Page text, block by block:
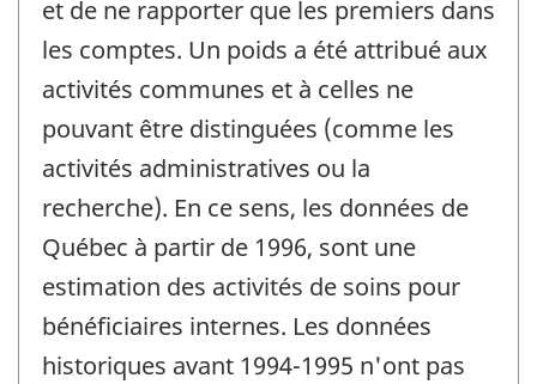
et de ne rapporter que les premiers dans
les comptes. Un poids a été attribué aux
activités communes et à celles ne
pouvant être distinguées (comme les
activités administratives ou la
recherche). En ce sens, les données de
Québec à partir de 1996, sont une
estimation des activités de soins pour
bénéficiaires internes. Les données
historiques avant 1994-1995 n'ont pas